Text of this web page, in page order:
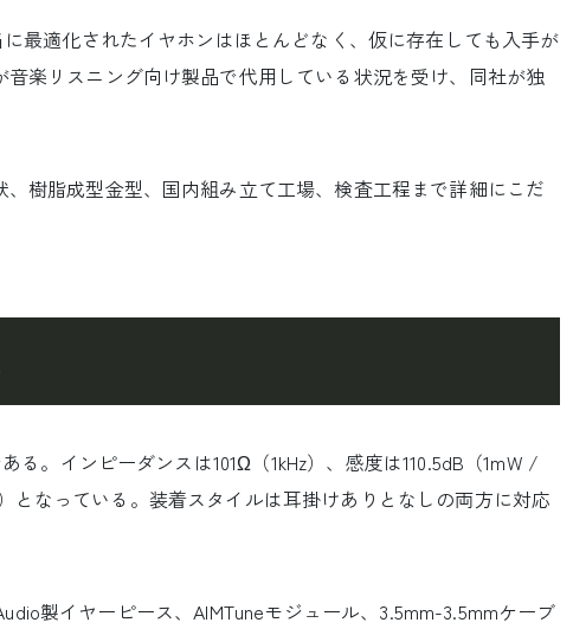
最適化されたイヤホンはほとんどなく、仮に存在しても入手が
楽リスニング向け製品で代用している状況を受け、同社が独
樹脂成型金型、国内組み立て工場、検査工程まで詳細にこだ
る。インピーダンスは101Ω（1kHz）、感度は110.5dB（1mW /
となっている。装着スタイルは耳掛けありとなしの両方に対応
製イヤーピース、AIMTuneモジュール、3.5mm-3.5mmケーブ